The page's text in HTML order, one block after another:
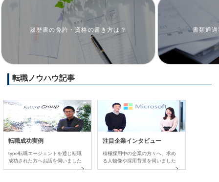
履歴書の免許・資格の書き方は？ 書類通
転職ノウハウ記事
転職成功実例
type転職エージェントを通じ転職
成功された方へお話を伺いました
注目企業インタビュー
積極採用中の企業の方々へ、求め
る人物像や採用背景を伺いました